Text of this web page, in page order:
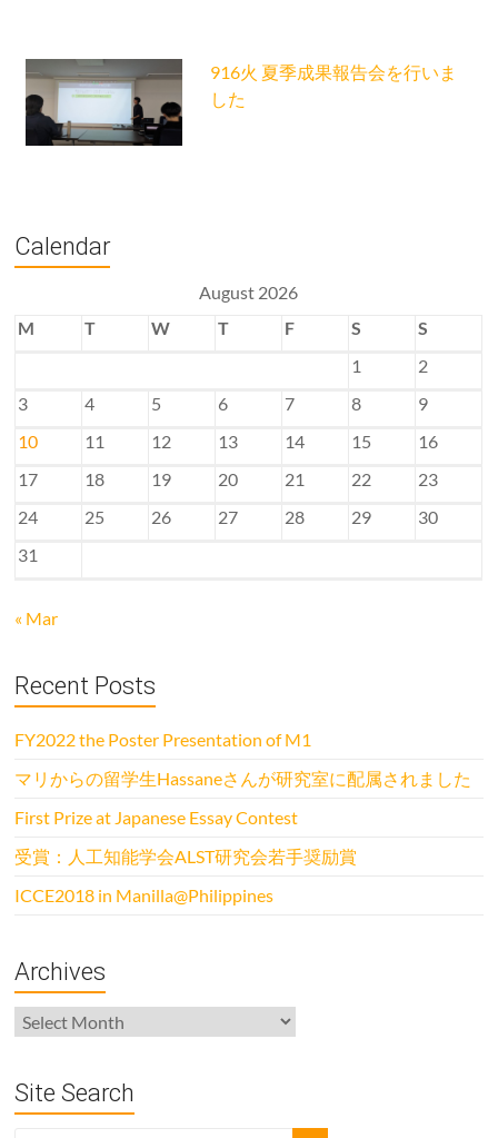
916火 夏季成果報告会を行いま
した
Calendar
August 2026
M
T W T F S
S
1
2
3
4 5 6 7 8
9
10
11 12 13 14 15
16
17
18 19 20 21 22
23
24
25 26 27 28 29
30
31
« Mar
Recent Posts
FY2022 the Poster Presentation of M1
マリからの留学生Hassaneさんが研究室に配属されました
First Prize at Japanese Essay Contest
受賞：人工知能学会ALST研究会若手奨励賞
ICCE2018 in Manilla@Philippines
Archives
Archives
Site Search